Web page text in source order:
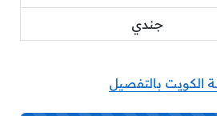
جندي
الكويت بالتفصيل